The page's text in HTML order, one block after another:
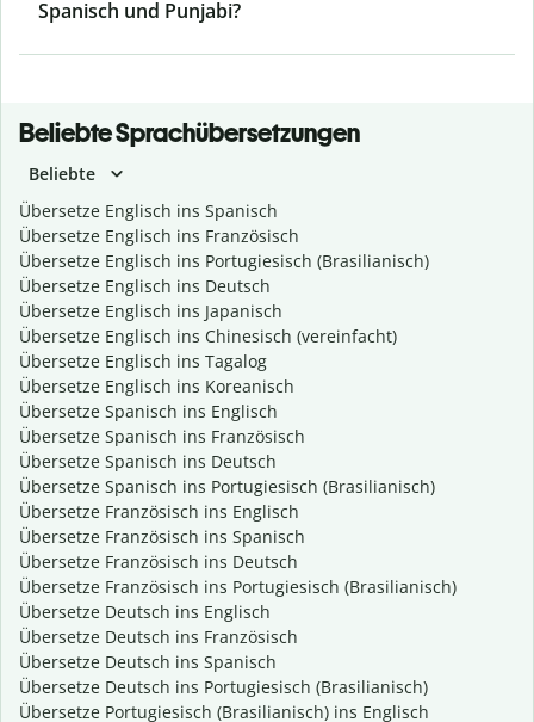
Spanisch und Punjabi?
Beliebte Sprachübersetzungen
Beliebte
Übersetze Englisch ins Spanisch
Übersetze Englisch ins Französisch
Übersetze Englisch ins Portugiesisch (Brasilianisch)
Übersetze Englisch ins Deutsch
Übersetze Englisch ins Japanisch
Übersetze Englisch ins Chinesisch (vereinfacht)
Übersetze Englisch ins Tagalog
Übersetze Englisch ins Koreanisch
Übersetze Spanisch ins Englisch
Übersetze Spanisch ins Französisch
Übersetze Spanisch ins Deutsch
Übersetze Spanisch ins Portugiesisch (Brasilianisch)
Übersetze Französisch ins Englisch
Übersetze Französisch ins Spanisch
Übersetze Französisch ins Deutsch
Übersetze Französisch ins Portugiesisch (Brasilianisch)
Übersetze Deutsch ins Englisch
Übersetze Deutsch ins Französisch
Übersetze Deutsch ins Spanisch
Übersetze Deutsch ins Portugiesisch (Brasilianisch)
Übersetze Portugiesisch (Brasilianisch) ins Englisch